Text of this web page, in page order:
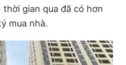
RSS Tòa soạn Chính sách bảo
Toàn
Dũng
Hưng
thời gian qua đã có hơn
mua nhà.